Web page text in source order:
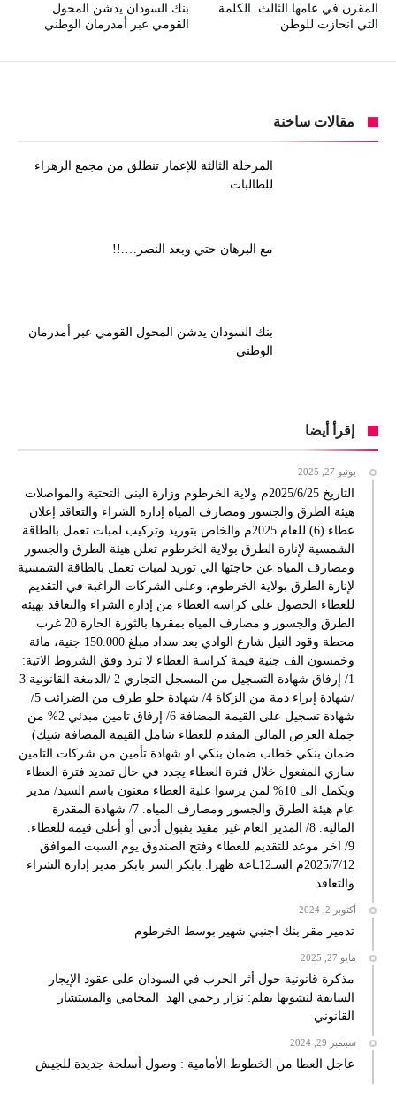
بنك السودان يدشن المحول
القومي عبر أمدرمان الوطني
المقرن في عامها الثالث..الكلمة
التي انحازت للوطن
مقالات ساخنة
المرحلة الثالثة للإعمار تنطلق من مجمع الزهراء
للطالبات
مع البرهان حتي وبعد النصر….!!
بنك السودان يدشن المحول القومي عبر أمدرمان
الوطني
إقرأ أيضا
يونيو 27, 2025
التاريخ 2025/6/25م ولاية الخرطوم وزارة البنى التحتية والمواصلات
هيئة الطرق والجسور ومصارف المياه إدارة الشراء والتعاقد إعلان
عطاء (6) للعام 2025م والخاص بتوريد وتركيب لمبات تعمل بالطاقة
الشمسية لإنارة الطرق بولاية الخرطوم تعلن هيئة الطرق والجسور
ومصارف المياه عن حاجتها الي توريد لمبات تعمل بالطاقة الشمسية
لإنارة الطرق بولاية الخرطوم، وعلى الشركات الراغبة في التقديم
للعطاء الحصول على كراسة العطاء من إدارة الشراء والتعاقد بهيئة
الطرق والجسور و مصارف المياه بمقرها بالثورة الحارة 20 غرب
محطة وقود النيل شارع الوادي بعد سداد مبلغ 150.000 جنية، مائة
وخمسون الف جنية قيمة كراسة العطاء لا ترد وفق الشروط الاتية:
1/ إرفاق شهادة التسجيل من المسجل التجاري 2 /الدمغة القانونية 3
/شهادة إبراء ذمة من الزكاة 4/ شهادة خلو طرف من الضرائب 5/
شهادة تسجيل على القيمة المضافة 6/ إرفاق تامين مبدئي 2% من
جملة العرض المالي المقدم للعطاء شامل القيمة المضافة شيك)
ضمان بنكي خطاب ضمان بنكي او شهادة تأمين من شركات التامين
ساري المفعول خلال فترة العطاء يجدد في حال تمديد فترة العطاء
ويكمل الى 10% لمن يرسوا علية العطاء معنون باسم السيد/ مدير
عام هيئة الطرق والجسور ومصارف المياه. 7/ شهادة المقدرة
المالية. 8/ المدير العام غير مقيد بقبول أدني أو أعلى قيمة للعطاء.
9/ اخر موعد للتقديم للعطاء وفتح الصندوق يوم السبت الموافق
2025/7/12م السـ12ـاعة ظهرا. بابكر السر بابكر مدير إدارة الشراء
والتعاقد
أكتوبر 2, 2024
تدمير مقر بنك اجنبي شهير بوسط الخرطوم
مايو 27, 2025
مذكرة قانونية حول أثر الحرب في السودان على عقود الإيجار
السابقة لنشوبها بقلم: نزار رحمي الهد المحامي والمستشار
القانوني
سبتمبر 29, 2024
عاجل العطا من الخطوط الأمامية : وصول أسلحة جديدة للجيش